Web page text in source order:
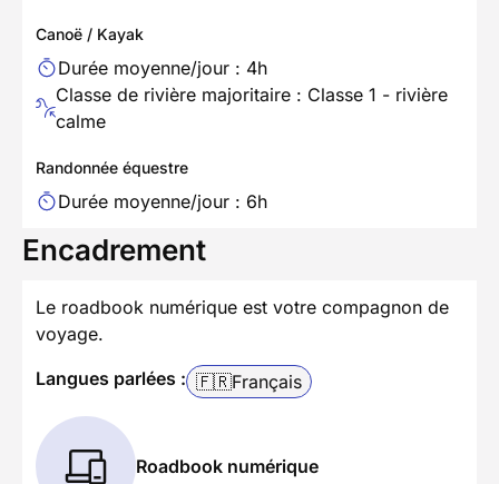
Canoë / Kayak
Durée moyenne/jour : 4h
Classe de rivière majoritaire : Classe 1 - rivière
calme
Randonnée équestre
Durée moyenne/jour : 6h
Encadrement
Le roadbook numérique est votre compagnon de
voyage.
Langues parlées : 🇫🇷Français
Roadbook numérique